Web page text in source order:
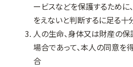
ービスなどを保護するために
をえないと判断するに足る
人の生命、身体又は財産の
場合であって、本人の同意を
合